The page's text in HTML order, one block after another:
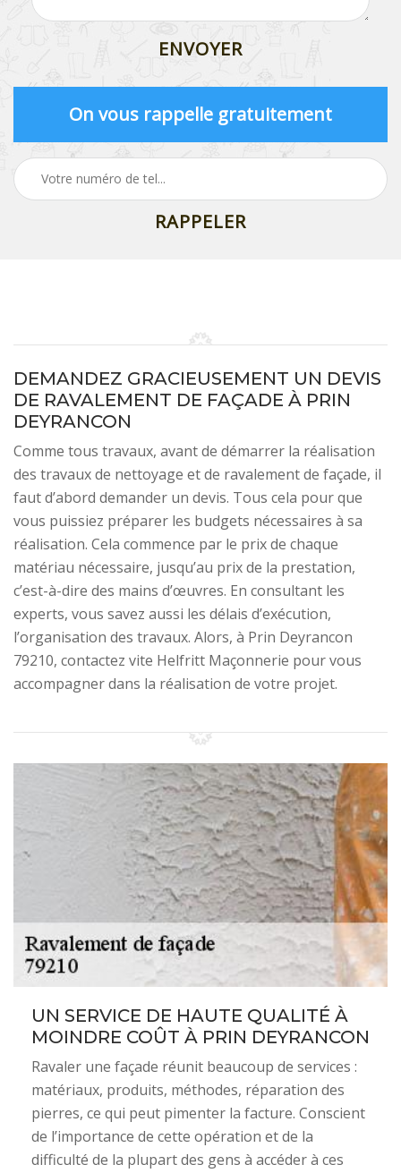
On vous rappelle gratuitement
DEMANDEZ GRACIEUSEMENT UN DEVIS
DE RAVALEMENT DE FAÇADE À PRIN
DEYRANCON
Comme tous travaux, avant de démarrer la réalisation
des travaux de nettoyage et de ravalement de façade, il
faut d’abord demander un devis. Tous cela pour que
vous puissiez préparer les budgets nécessaires à sa
réalisation. Cela commence par le prix de chaque
matériau nécessaire, jusqu’au prix de la prestation,
c’est-à-dire des mains d’œuvres. En consultant les
experts, vous savez aussi les délais d’exécution,
l’organisation des travaux. Alors, à Prin Deyrancon
79210, contactez vite Helfritt Maçonnerie pour vous
accompagner dans la réalisation de votre projet.
UN SERVICE DE HAUTE QUALITÉ À
MOINDRE COÛT À PRIN DEYRANCON
Ravaler une façade réunit beaucoup de services :
matériaux, produits, méthodes, réparation des
pierres, ce qui peut pimenter la facture. Conscient
de l’importance de cette opération et de la
difficulté de la plupart des gens à accéder à ces